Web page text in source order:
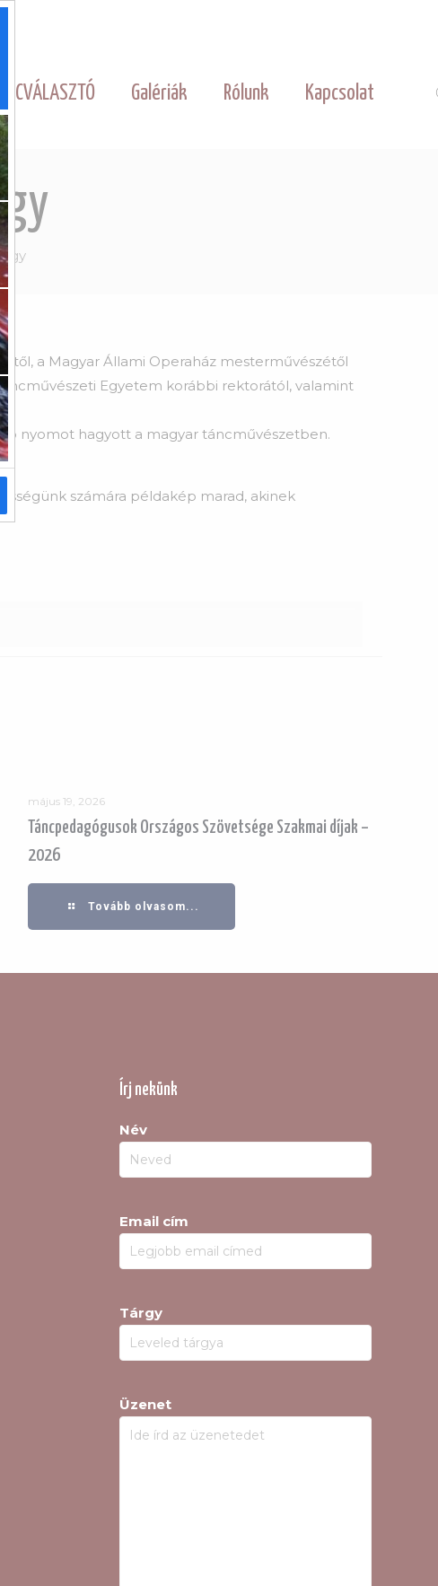
Galériák Rólunk Kapcsolat
a Magyar Állami Operaház mesterművészétől
Egyetem korábbi rektorától, valamint
nyomot hagyott a magyar táncművészetben.
számára példakép marad, akinek
május 19, 2026
Táncpedagógusok Országos Szövetsége Szakmai díjak –
2026
Tovább olvasom...
Írj nekünk
Név
Email cím
Tárgy
Üzenet